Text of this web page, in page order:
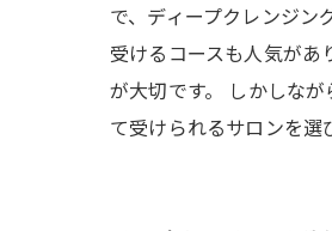
で、ディープクレンジ
受けるコースも人気があ
が大切です。 しかしな
て受けられるサロンを選